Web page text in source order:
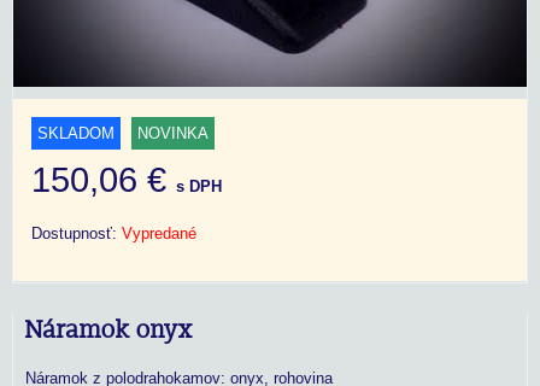
SKLADOM NOVINKA
150,06 € s DPH
Dostupnosť: Vypredané
Náramok onyx
Náramok z polodrahokamov: onyx, rohovina